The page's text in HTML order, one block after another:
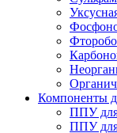
Компоненты
ППУ для
ППУ